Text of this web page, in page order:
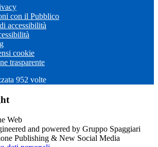
con il Pubblico
accessibilità
cookie
trasparente
952 volte
and powered by Gruppo Spaggiari
Publishing & New Social Media